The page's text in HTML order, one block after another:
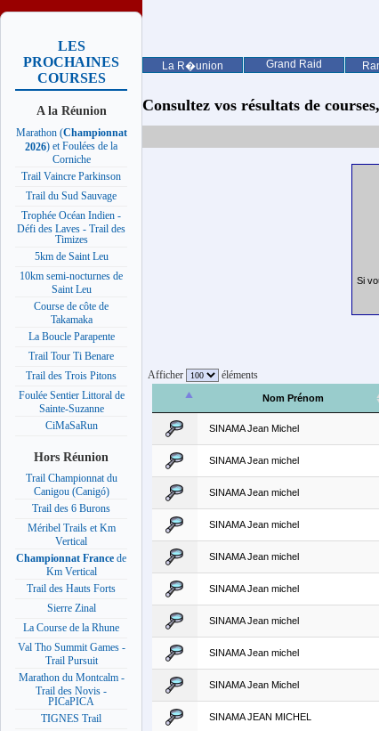
La R�union Grand Raid
LES
PROCHAINES
COURSES
A la Réunion
Marathon (Championnat
2026) et Foulées de la
Corniche
Trail Vaincre Parkinson
Trail du Sud Sauvage
Trophée Océan Indien -
Défi des Laves - Trail des
Timizes
5km de Saint Leu
10km semi-nocturnes de
Saint Leu
Course de côte de
Takamaka
La Boucle Parapente
Trail Tour Ti Benare
Trail des Trois Pitons
Foulée Sentier Littoral de
Sainte-Suzanne
CiMaSaRun
Hors Réunion
Trail Championnat du
Canigou (Canigó)
Trail des 6 Burons
Méribel Trails et Km
Vertical
Championnat France de
Km Vertical
Trail des Hauts Forts
Sierre Zinal
La Course de la Rhune
Val Tho Summit Games -
Trail Pursuit
Marathon du Montcalm -
Trail des Novis -
PICaPICA
TIGNES Trail
Consultez vos résultats de
Si
Afficher éléments
Nom Prénom
SINAMA Jean Michel
SINAMA Jean michel
SINAMA Jean michel
SINAMA Jean michel
SINAMA Jean michel
SINAMA Jean michel
SINAMA Jean michel
SINAMA Jean michel
SINAMA Jean Michel
SINAMA JEAN MICHEL